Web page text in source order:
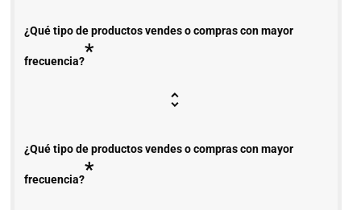
¿Qué tipo de productos vendes o compras con mayor
frecuencia?*
¿Qué tipo de productos vendes o compras con mayor
frecuencia?*